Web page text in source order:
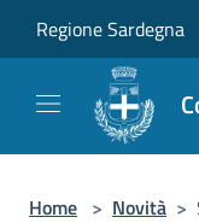
Regione Sardegna
Home > Novità >